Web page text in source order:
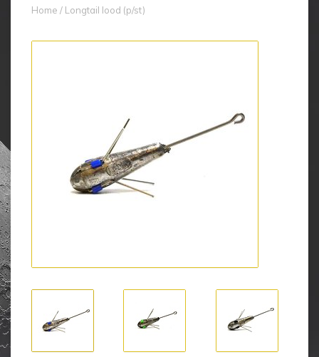
Home / Longtail lood (p/st)